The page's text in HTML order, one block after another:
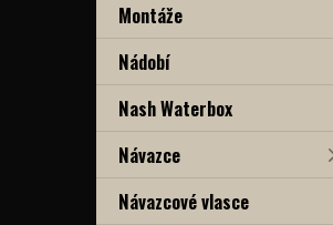
Montáže
Nádobí
Nash Waterbox
Návazce
Návazcové vlasce